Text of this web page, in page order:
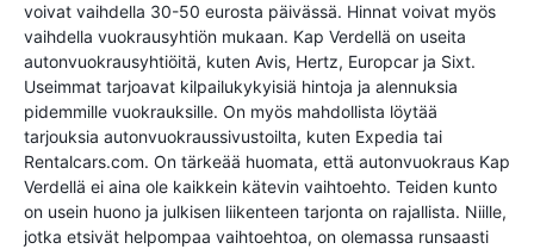
voivat vaihdella 30-50 eurosta päivässä. Hinnat voivat myös
vaihdella vuokrausyhtiön mukaan. Kap Verdellä on useita
autonvuokrausyhtiöitä, kuten Avis, Hertz, Europcar ja Sixt.
Useimmat tarjoavat kilpailukykyisiä hintoja ja alennuksia
pidemmille vuokrauksille. On myös mahdollista löytää
tarjouksia autonvuokraussivustoilta, kuten Expedia tai
Rentalcars.com. On tärkeää huomata, että autonvuokraus Kap
Verdellä ei aina ole kaikkein kätevin vaihtoehto. Teiden kunto
on usein huono ja julkisen liikenteen tarjonta on rajallista. Niille,
jotka etsivät helpompaa vaihtoehtoa, on olemassa runsaasti